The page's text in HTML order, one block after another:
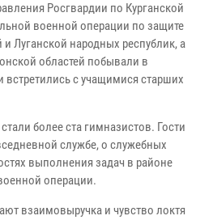
Росгвардии по Курганской
военной операции по защите
Луганской народных республик, а
областей побывали в
с учащимися старших
более ста гимназистов. Гости
службе, о служебных
выполнения задач в районе
операции.
взаимовыручка и чувство локтя